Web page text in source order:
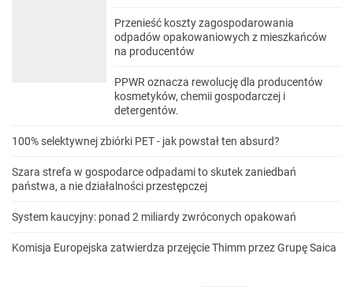
Przenieść koszty zagospodarowania
odpadów opakowaniowych z mieszkańców
na producentów
PPWR oznacza rewolucję dla producentów
kosmetyków, chemii gospodarczej i
detergentów.
100% selektywnej zbiórki PET - jak powstał ten absurd?
Szara strefa w gospodarce odpadami to skutek zaniedbań
państwa, a nie działalności przestępczej
System kaucyjny: ponad 2 miliardy zwróconych opakowań
Komisja Europejska zatwierdza przejęcie Thimm przez Grupę Saica